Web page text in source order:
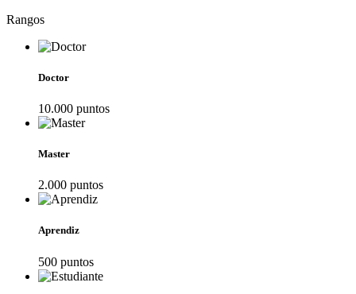
Rangos
Doctor
10.000 puntos
Master
2.000 puntos
Aprendiz
500 puntos